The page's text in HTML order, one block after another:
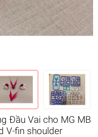
Đầu Vai cho MG MB
V-fin shoulder